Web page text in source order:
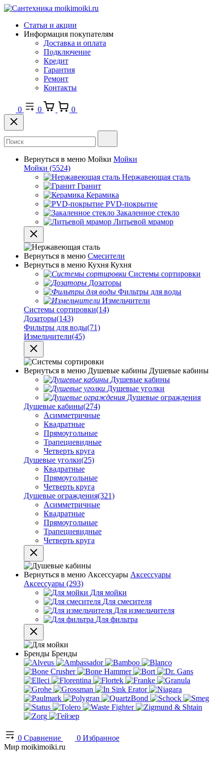
Статьи и акции
Информация покупателям
Доставка и оплата
Подключение
Кредит
Гарантия
Ремонт
Контакты
0 0 0
Вернуться в меню Мойки Мойки
Мойки (5524)
Нержавеющая сталь
Гранит
Керамика
PVD-покрытие
Закаленное стекло
Литьевой мрамор
Вернуться в меню Смесители
Вернуться в меню Кухня Кухня
Системы сортировки
Дозаторы
Фильтры для воды
Измельчители
Системы сортировки(14)
Дозаторы(143)
Фильтры для воды(71)
Измельчители(45)
Вернуться в меню Душевые кабины Душевые кабины
Душевые кабины
Душевые уголки
Душевые ограждения
Душевые кабины(274)
Асимметричные
Квадратные
Прямоугольные
Трапециевидные
Четверть круга
Душевые уголки(25)
Квадратные
Прямоугольные
Четверть круга
Душевые ограждения(321)
Асимметричные
Квадратные
Прямоугольные
Трапециевидные
Четверть круга
Вернуться в меню Аксессуары Аксессуары
Аксессуары (293)
Для мойки
Для смесителя
Для измельчителя
Для фильтра
Бренды Бренды
0 Сравнение 0 Избранное
Мир moikimoiki.ru